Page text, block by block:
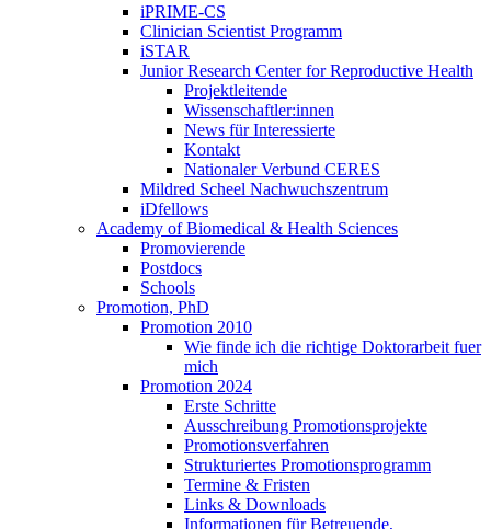
iPRIME-CS
Clinician Scientist Programm
iSTAR
Junior Research Center for Reproductive Health
Projektleitende
Wissenschaftler:innen
News für Interessierte
Kontakt
Nationaler Verbund CERES
Mildred Scheel Nachwuchszentrum
iDfellows
Academy of Biomedical & Health Sciences
Promovierende
Postdocs
Schools
Promotion, PhD
Promotion 2010
Wie finde ich die richtige Doktorarbeit fuer
mich
Promotion 2024
Erste Schritte
Ausschreibung Promotionsprojekte
Promotionsverfahren
Strukturiertes Promotionsprogramm
Termine & Fristen
Links & Downloads
Informationen für Betreuende,